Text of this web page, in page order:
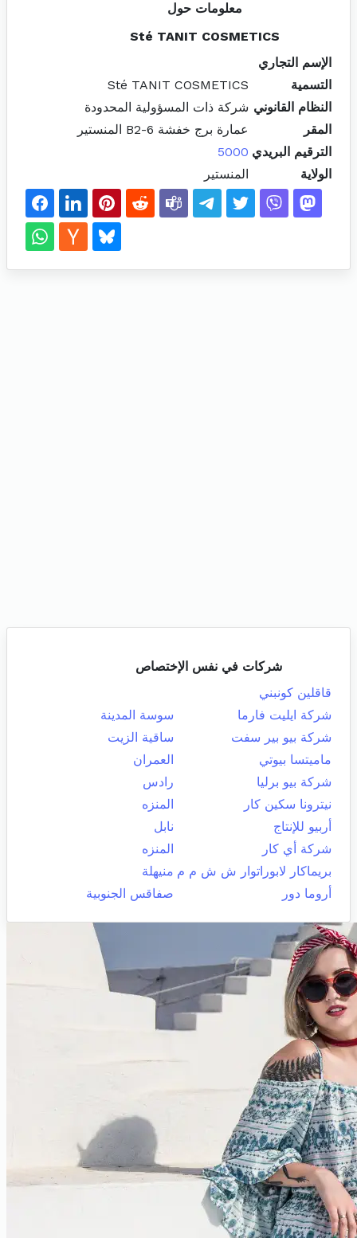
معلومات حول
Sté TANIT COSMETICS
الإسم التجاري
التسمية
Sté TANIT COSMETICS
النظام القانوني شركة ذات المسؤولية المحدودة
المقر
عمارة برج خفشة B2-6 المنستير
الترقيم البريدي 5000
الولاية
المنستير
شركات في نفس الإختصاص
قاقلين كونبني
شركة ايليت فارما
سوسة المدينة
شركة بيو بير سفت
ساقية الزيت
ماميتسا بيوتي
العمران
شركة بيو برليا
رادس
نيترونا سكين كار
المنزه
أربيو للإنتاج
نابل
شركة أي كار
المنزه
بريماكار لابوراتوار ش ش م م منيهلة
أروما دور
صفاقس الجنوبية